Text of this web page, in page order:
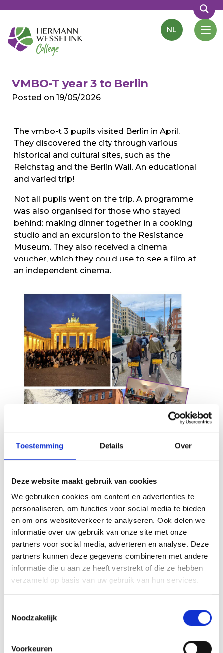
Toestemming Details Over
Deze website maakt gebruik van cookies
We gebruiken cookies om content en advertenties te
personaliseren, om functies voor social media te bieden
en om ons websiteverkeer te analyseren. Ook delen we
informatie over uw gebruik van onze site met onze
partners voor social media, adverteren en analyse. Deze
partners kunnen deze gegevens combineren met andere
informatie die u aan ze heeft verstrekt of die ze hebben
verzameld op basis van uw gebruik van hun services.
Noodzakelijk
Voorkeuren
NL
VMBO-T year 3 to Berlin
Posted on 19/05/2026
The vmbo-t 3 pupils visited Berlin in April.
They discovered the city through various
historical and cultural sites, such as the
Reichstag and the Berlin Wall. An educational
and varied trip!
Not all pupils went on the trip. A programme
was also organised for those who stayed
behind: making dinner together in a cooking
studio and an excursion to the Resistance
Museum. They also received a cinema
voucher, which they could use to see a film at
an independent cinema.
Ascension Day
International
education in
Amstelveen